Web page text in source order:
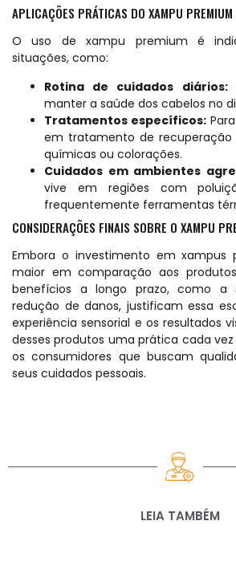
APLICAÇÕES PRÁTICAS DO XAMPU PREMIUM
O uso de xampu premium é
situações, como:
Rotina de cuidados diários:
manter a saúde dos cabelos no
Tratamentos específicos:
em tratamento de recuperação
químicas ou colorações.
Cuidados em ambientes
vive em regiões com
frequentemente ferramentas
CONSIDERAÇÕES FINAIS SOBRE O XAMPU
Embora o investimento em xampus
maior em comparação aos
benefícios a longo prazo, como a
redução de danos, justificam essa
experiência sensorial e os resultados
desses produtos uma prática cada
os consumidores que buscam
seus cuidados pessoais.
LEIA TAMBÉM